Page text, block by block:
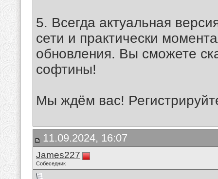
5. Всегда актуальная
сети и практически
обновления. Вы сможете
софтины!
Мы ждём вас!
11.09.2024, 16:07
James227
Собеседник